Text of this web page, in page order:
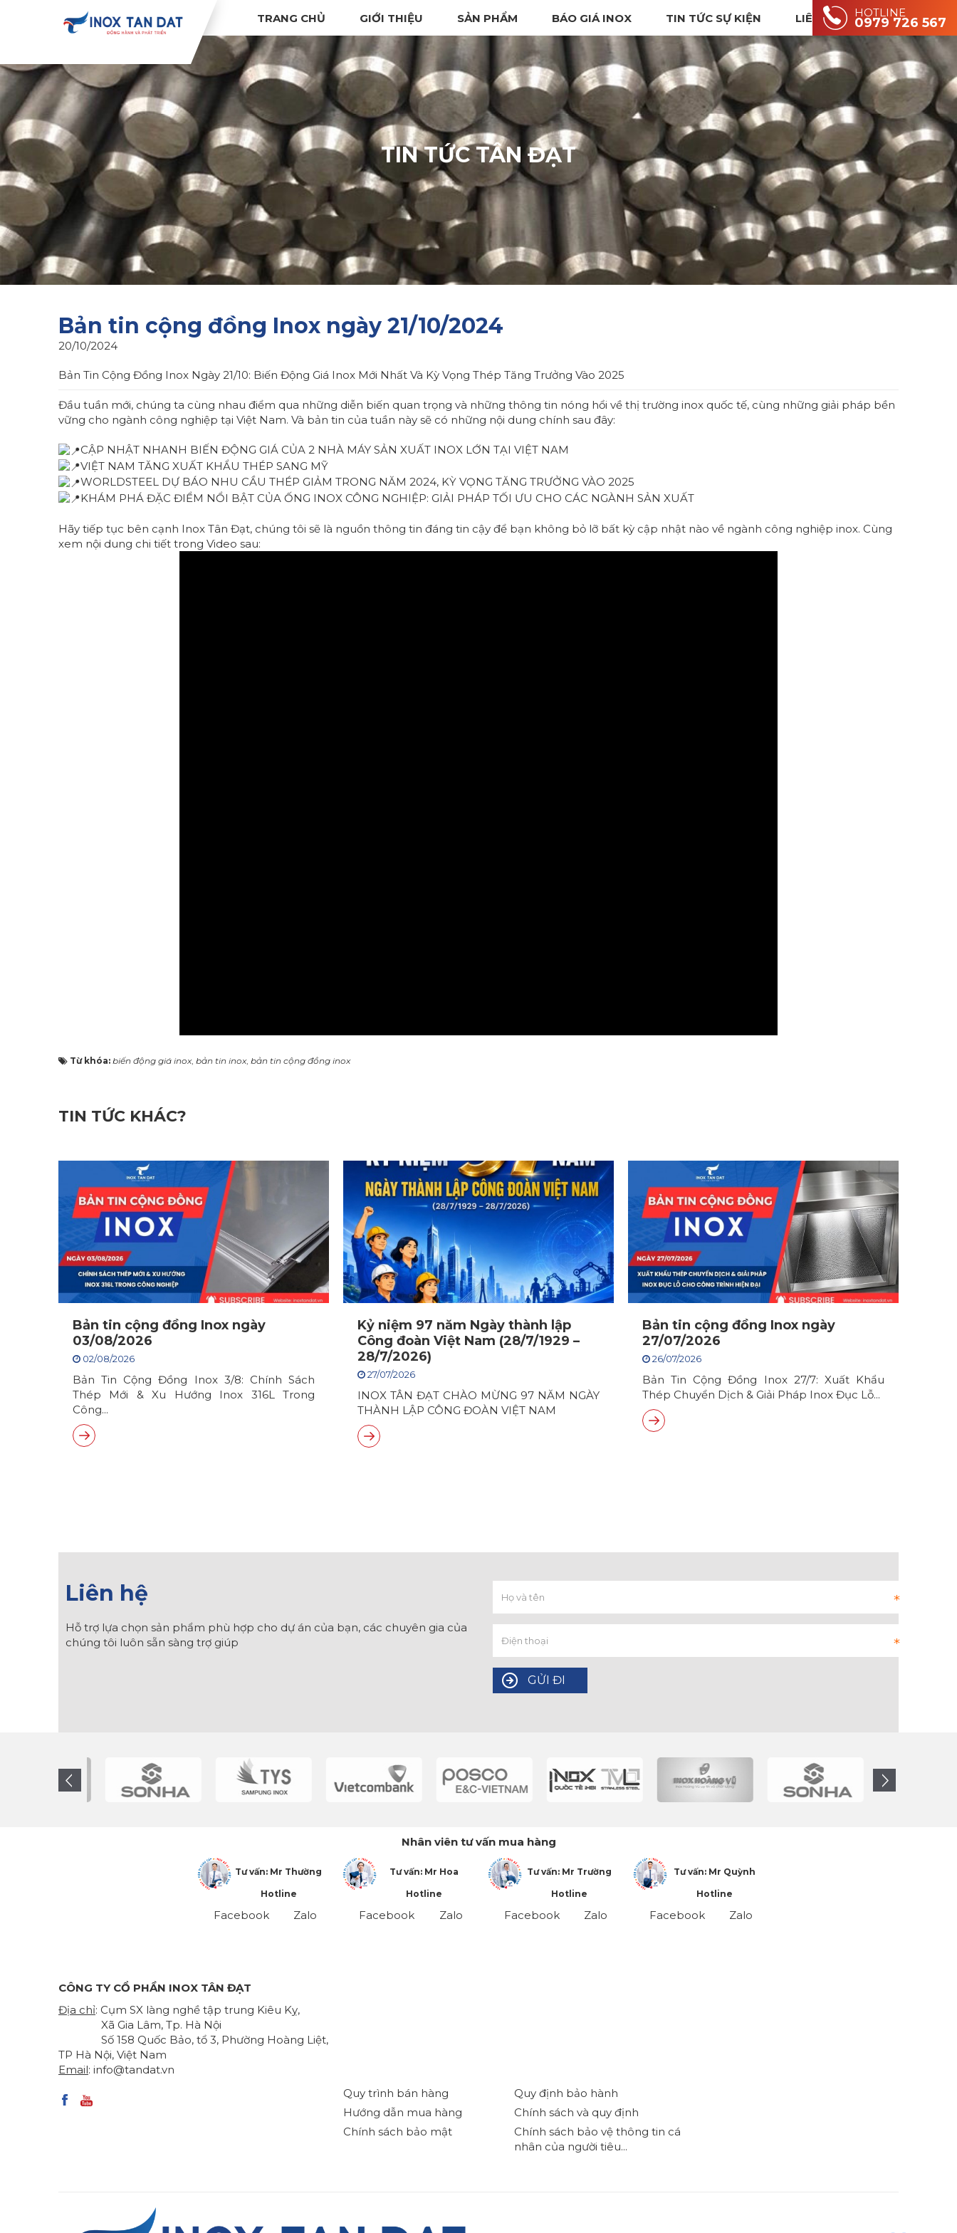
TRANG CHỦ GIỚI THIỆU SẢN PHẨM BÁO GIÁ INOX TIN TỨC SỰ KIỆN LIÊN HỆ HOTLINE
0979 726 567
TIN TỨC TÂN ĐẠT
Bản tin cộng đồng Inox ngày 21/10/2024
20/10/2024
Bản Tin Cộng Đồng Inox Ngày 21/10: Biến Động Giá Inox Mới Nhất Và Kỳ Vọng Thép Tăng Trưởng Vào 2025
Đầu tuần mới, chúng ta cùng nhau điểm qua những diễn biến quan trọng và những thông tin nóng hổi về thị trường inox quốc tế, cùng những giải pháp bền
vững cho ngành công nghiệp tại Việt Nam. Và bản tin của tuần này sẽ có những nội dung chính sau đây:
CẬP NHẬT NHANH BIẾN ĐỘNG GIÁ CỦA 2 NHÀ MÁY SẢN XUẤT INOX LỚN TẠI VIỆT NAM
VIỆT NAM TĂNG XUẤT KHẨU THÉP SANG MỸ
WORLDSTEEL DỰ BÁO NHU CẦU THÉP GIẢM TRONG NĂM 2024, KỲ VỌNG TĂNG TRƯỞNG VÀO 2025
KHÁM PHÁ ĐẶC ĐIỂM NỔI BẬT CỦA ỐNG INOX CÔNG NGHIỆP: GIẢI PHÁP TỐI ƯU CHO CÁC NGÀNH SẢN XUẤT
Hãy tiếp tục bên cạnh Inox Tân Đạt, chúng tôi sẽ là nguồn thông tin đáng tin cậy để bạn không bỏ lỡ bất kỳ cập nhật nào về ngành công nghiệp inox. Cùng
xem nội dung chi tiết trong Video sau:
Từ khóa: biến động giá inox, bản tin inox, bản tin cộng đồng inox
TIN TỨC KHÁC?
Bản tin cộng đồng Inox ngày
03/08/2026
02/08/2026
Bản Tin Cộng Đồng Inox 3/8: Chính Sách
Thép Mới & Xu Hướng Inox 316L Trong
Công...
Kỷ niệm 97 năm Ngày thành lập
Công đoàn Việt Nam (28/7/1929 –
28/7/2026)
27/07/2026
INOX TÂN ĐẠT CHÀO MỪNG 97 NĂM NGÀY
THÀNH LẬP CÔNG ĐOÀN VIỆT NAM
Bản tin cộng đồng Inox ngày
27/07/2026
26/07/2026
Bản Tin Cộng Đồng Inox 27/7: Xuất Khẩu
Thép Chuyển Dịch & Giải Pháp Inox Đục Lỗ...
Liên hệ
Hỗ trợ lựa chọn sản phẩm phù hợp cho dự án của bạn, các chuyên gia của
chúng tôi luôn sẵn sàng trợ giúp
Nhân viên tư vấn mua hàng
Tư vấn: Mr Thường
Hotline
Facebook Zalo
Tư vấn: Mr Hoa
Hotline
Facebook Zalo
Tư vấn: Mr Trường
Hotline
Facebook Zalo
Tư vấn: Mr Quỳnh
Hotline
Facebook Zalo
CÔNG TY CỔ PHẦN INOX TÂN ĐẠT
Địa chỉ: Cụm SX làng nghề tập trung Kiêu Kỵ,
Xã Gia Lâm, Tp. Hà Nội
Số 158 Quốc Bảo, tổ 3, Phường Hoàng Liệt,
TP Hà Nội, Việt Nam
Email: info@tandat.vn
Quy trình bán hàng
Hướng dẫn mua hàng
Chính sách bảo mật
Quy định bảo hành
Chính sách và quy định
Chính sách bảo vệ thông tin cá
nhân của người tiêu...